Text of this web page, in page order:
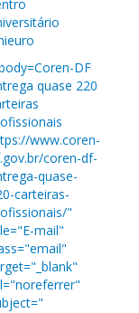
DF
quase 220
www.coren-
coren-df-
quase-
carteiras-
"
mail"